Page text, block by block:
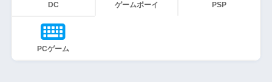
DC ゲームボーイ PSP
PCゲーム